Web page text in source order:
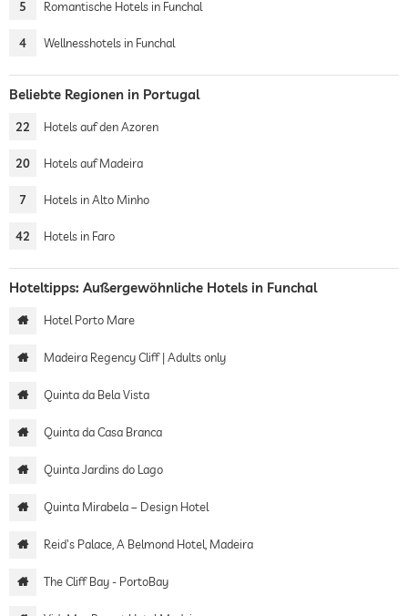
5 Romantische Hotels in Funchal
4 Wellnesshotels in Funchal
Beliebte Regionen in Portugal
22 Hotels auf den Azoren
20 Hotels auf Madeira
7 Hotels in Alto Minho
42 Hotels in Faro
Hoteltipps: Außergewöhnliche Hotels in Funchal
Hotel Porto Mare
Madeira Regency Cliff | Adults only
Quinta da Bela Vista
Quinta da Casa Branca
Quinta Jardins do Lago
Quinta Mirabela – Design Hotel
Reid's Palace, A Belmond Hotel, Madeira
The Cliff Bay - PortoBay